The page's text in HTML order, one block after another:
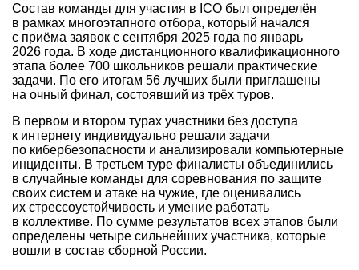
Состав команды для участия в ICO был определён
в рамках многоэтапного отбора, который начался
с приёма заявок с сентября 2025 года по январь
2026 года. В ходе дистанционного квалификационного
этапа более 700 школьников решали практические
задачи. По его итогам 56 лучших были приглашены
на очный финал, состоявший из трёх туров.
В первом и втором турах участники без доступа
к интернету индивидуально решали задачи
по кибербезопасности и анализировали компьютерные
инциденты. В третьем туре финалисты объединились
в случайные команды для соревнования по защите
своих систем и атаке на чужие, где оценивались
их стрессоустойчивость и умение работать
в коллективе. По сумме результатов всех этапов были
определены четыре сильнейших участника, которые
вошли в состав сборной России.